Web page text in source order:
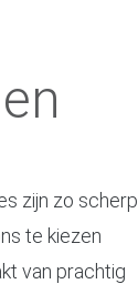
zijn zo scherp
te kiezen
van prachtig